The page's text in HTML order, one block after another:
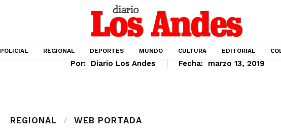
POLICIAL REGIONAL DEPORTES MUNDO CULTURA EDITORIAL
Por: Diario Los Andes Fecha: marzo 13, 2019
REGIONAL WEB PORTADA